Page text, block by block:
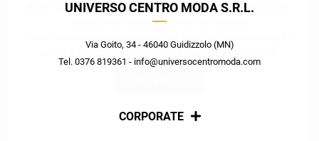
UNIVERSO CENTRO MODA S.R.L.
Via Goito, 34 - 46040 Guidizzolo (MN)
Tel. 0376 819361 - info@universocentromoda.com
CORPORATE
Ricevi subito il tuo promocode con lo sconto del 20% su tutti i
nuovi arrivi utilizzabile anche in negozio!
scopri in anteprima le offerte in esclusiva a te riservate.